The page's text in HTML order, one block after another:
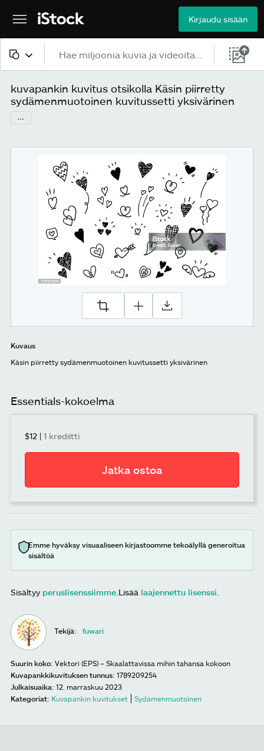
Kirjaudu sisään
Kaikki sisältö
Kuvitukset
Vektorit
Videot
kuvapankin kuvitus otsikolla Käsin piirretty
sydämenmuotoinen kuvitussetti yksivärinen
...
Kuvaus
Käsin piirretty sydämenmuotoinen kuvitussetti yksivärinen
Essentials-kokoelma
$12 | 1 krediitti
Jatka ostoa
Emme hyväksy visuaaliseen kirjastoomme tekoälyllä generoitua
sisältöä
Sisältyy peruslisenssiimme Lisää laajennettu lisenssi
Tekijä: fuwari
Suurin koko: Vektori (EPS) – Skaalattavissa mihin tahansa kokoon
Kuvapankkikuvituksen tunnus: 1789209254
Julkaisuaika: 12. marraskuu 2023
Kategoriat: Kuvapankin kuvitukset Sydämenmuotoinen